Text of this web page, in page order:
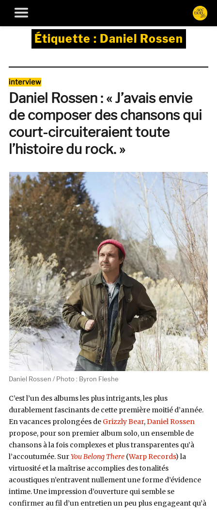
Étiquette : Daniel Rossen
Catégories
interview
Daniel Rossen : « J’avais envie
de composer des chansons qui
court-circuiteraient toute
l’histoire du rock. »
Daniel Rossen / Photo : Byron Fleshe
C’est l’un des albums les plus intrigants, les plus
durablement fascinants de cette première moitié d’année.
En vacances prolongées de Grizzly Bear,Daniel Rossen
propose, pour son premier album solo, un ensemble de
chansons à la fois complexes et plus transparentes qu’à
l’accoutumée. SurYou Belong There (Warp Records) la
virtuosité et la maîtrise accomplies des tonalités
acoustiques n’entravent nullement une forme d’évidence
intime. Une impression d’ouverture qui semble se
confirmer au fil d’un entretien un peu plus engageant qu’à